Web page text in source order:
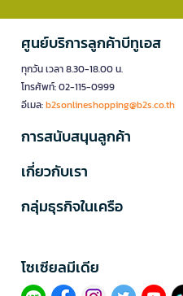
ศูนย์บริการลูกค้าบีทูเอส
ทุกวัน เวลา 8.30-18.00 น.
โทรศัพท์: 02-115-0999
อีเมล:b2sonlineshopping@b2s.co.th
การสนับสนุนลูกค้า
เกี่ยวกับเรา
กลุ่มธุรกิจในเครือ
โซเซียลมีเดีย​